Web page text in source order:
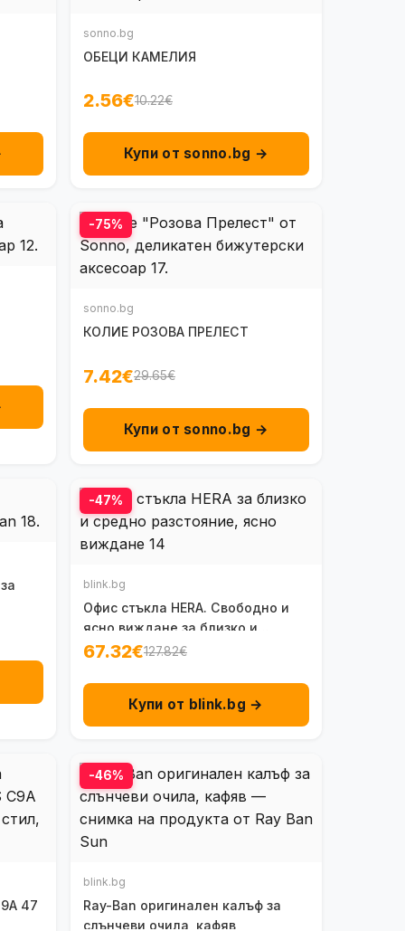
sonno.bg
ОБЕЦИ КАМЕЛИЯ
2.56€10.22€
Купи от sonno.bg →
-75%
sonno.bg
КОЛИЕ РОЗОВА ПРЕЛЕСТ
7.42€29.65€
Купи от sonno.bg →
-47%
blink.bg
Офис стъкла HERA. Свободно и
ясно виждане за близко и
средно разстояние.
67.32€127.82€
Купи от blink.bg →
47
-46%
blink.bg
Ray-Ban оригинален калъф за
слънчеви очила, кафяв